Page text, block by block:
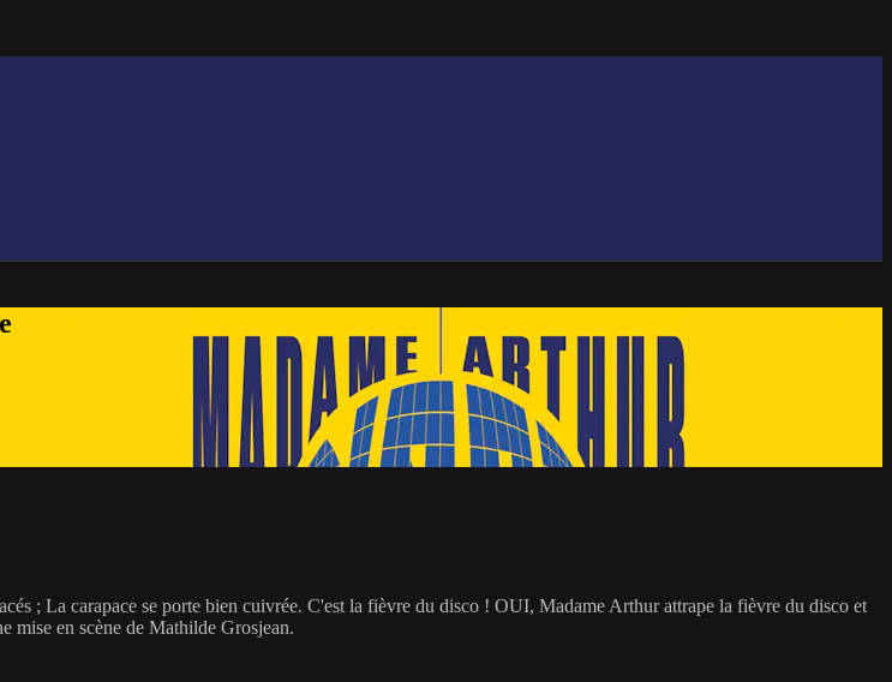
; La carapace se porte bien cuivrée. C'est la fièvre du disco ! OUI, Madame Arthur attrape la fièvre du disco et
en scène de Mathilde Grosjean.